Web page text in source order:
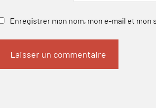
Enregistrer mon nom, mon e-mail et mon